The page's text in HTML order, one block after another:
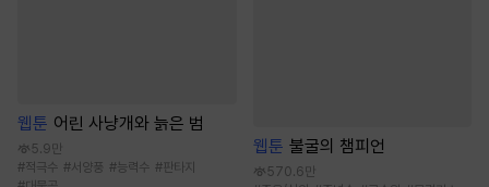
웹툰 어린 사냥개와 늙은 범
5.9만
#적극수 #서양풍 #능력수 #판타지
웹툰 불굴의 챔피언
570.6만